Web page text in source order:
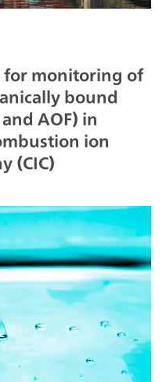
for monitoring of
bound
AOF) in
ion
(CIC)